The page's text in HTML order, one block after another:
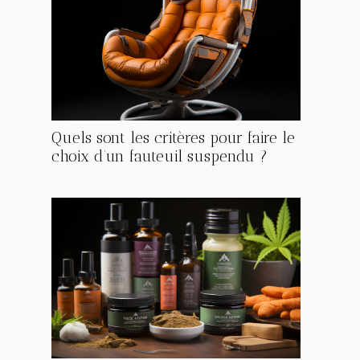
Quels sont les critères pour faire le
choix d’un fauteuil suspendu ?